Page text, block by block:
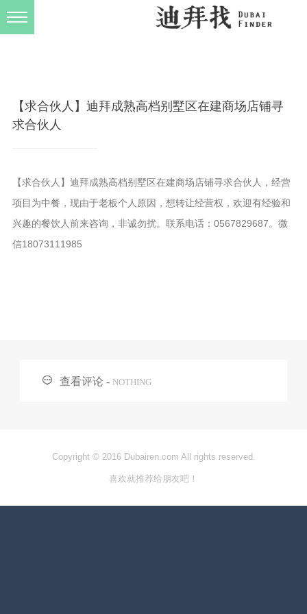
【求合伙人】迪拜成熟高档别墅区在建商场店铺寻
求合伙人
【求合伙人】迪拜成熟高档别墅区在建商场店铺寻求合伙人，经营
项目为中餐，现由于老板个人原因，想转让经营权，欢迎有经验和
兴趣的餐饮人前来咨询，非诚勿扰。联系电话：0567829687。微
信18073111985
 查看评论 - NOTHING
Copyright © 2016 Dubairen.com All rights reserved.
喜欢就推荐给朋友吧！